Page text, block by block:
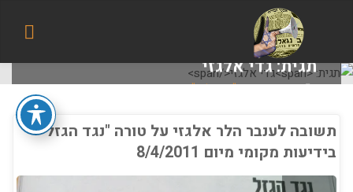
של
אודי
בורג
תגית:גדי אלגזי
ביתתיוגי פוסטים "גדי אלגזי"
תשובה לענבר הלר אלגזי על טורה "נגד הגזל"
בידיעות מקומי מיום 8/4/2011